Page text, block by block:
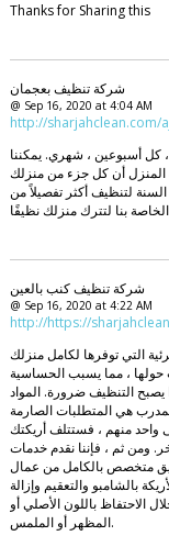
Thanks for Sharing this
شركة تنظيف بعجمان
@ Sep 16, 2020 at 4:04 AM
http://sharjahclean.com/
كل أسبوعين ، شهري. يمكننا
أن كل جزء من منزلك
لتنظيف أكثر تفصيلاً من
شركة تنظيف كنب بالعين
@ Sep 16, 2020 at 4:22 AM
http://https://
التي توفرها لكامل منزلك
حولها ، مما يسبب الحساسية
التنظيف ضرورة. المواد
هي المتطلبات الصارمة
واحد منهم ، فستتلف أريكتك
ومن ثم ، فإننا نقدم خدمات
متخصص بالكامل من عمال
بالشامبو والتعقيم وإزالة
الاحتفاظ باللون الأصلي أو
المظهر أو الملمس.